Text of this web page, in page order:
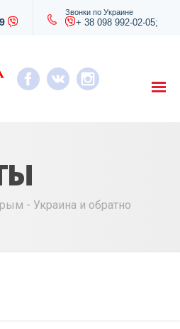
Звонки по Украине
+ 38 098 992-02-05;
- Украина и обратно